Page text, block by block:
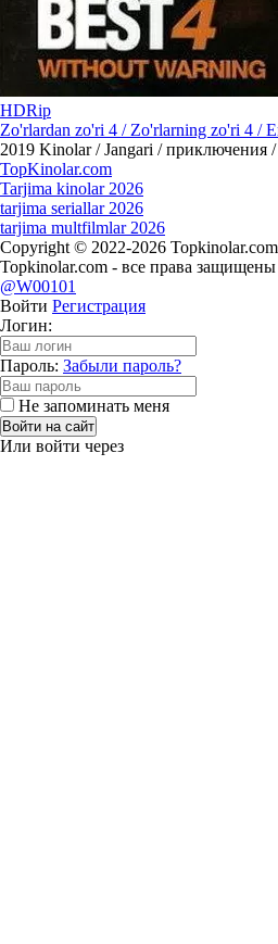
HDRip
Zo'rlardan zo'ri 4 / Zo'rlarning zo'ri 4 /
2019 Kinolar / Jangari /
TopKinolar.com
Tarjima kinolar 2026
tarjima seriallar 2026
tarjima multfilmlar 2026
Copyright © 2022-2026
Topkinolar.com - все права
@W00101
Войти Регистрация
Логин:
Пароль: Забыли пароль?
Не запоминать меня
Войти на сайт
Или войти через